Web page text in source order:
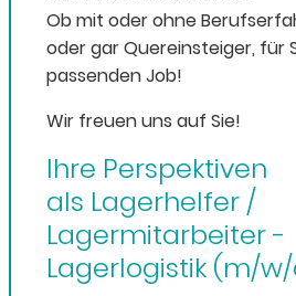
Ob mit oder ohne
oder gar Quereinsteiger, für
passenden Job!
Wir freuen uns auf Sie!
Ihre Perspektiven
als Lagerhelfer /
Lagermitarbeiter -
Lagerlogistik (m/